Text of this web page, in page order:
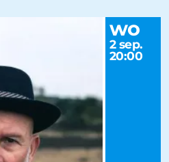
wo
2 sep.
20:00